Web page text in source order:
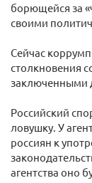
борющейся за
своими
Сейчас
столкновения
заключенными
Российский
ловушку. У
россиян к
агентства оно